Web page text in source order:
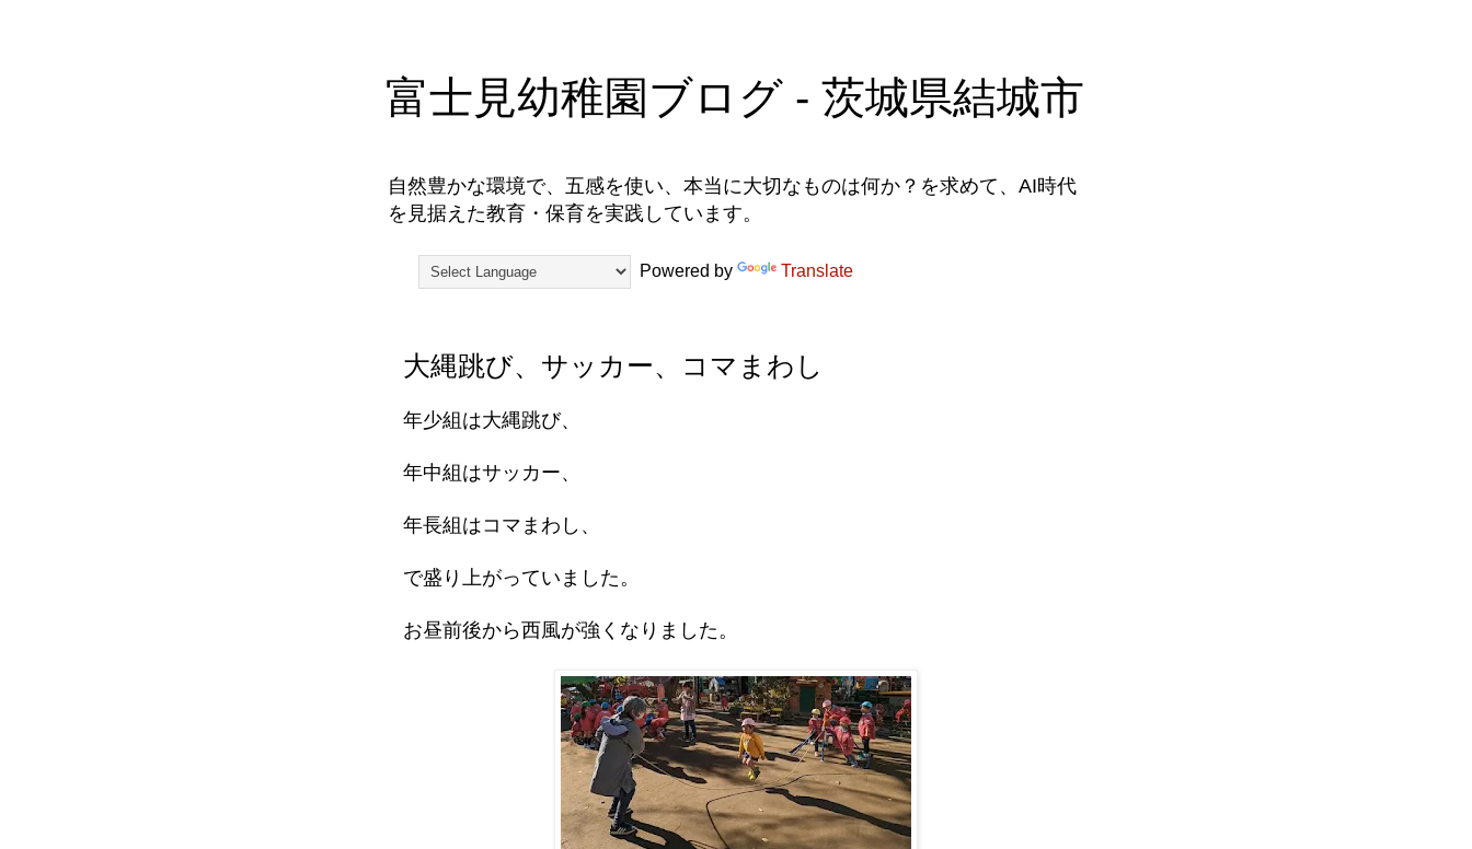
富士見幼稚園ブログ - 茨城県結城市
自然豊かな環境で、五感を使い、本当に大切なものは何か？を求めて、AI時代
を見据えた教育・保育を実践しています。
Powered by Translate
大縄跳び、サッカー、コマまわし
年少組は大縄跳び、
年中組はサッカー、
年長組はコマまわし、
で盛り上がっていました。
お昼前後から西風が強くなりました。